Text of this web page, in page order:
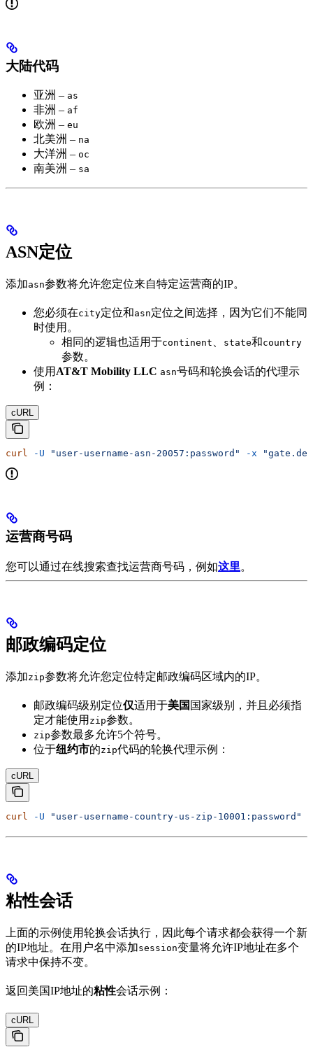
大陆代码
亚洲 – as
非洲 – af
欧洲 – eu
北美洲 – na
大洋洲 – oc
南美洲 – sa
ASN定位
添加asn参数将允许您定位来自特定运营商的IP。
您必须在city定位和asn定位之间选择，因为它们不能同
时使用。
相同的逻辑也适用于continent state和country
参数。
使用 AT&T Mobility LLC asn号码和轮换会话的代理示
例：
cURL
curl -U "user-username-asn-20057:password" -x
运营商号码
您可以通过在线搜索查找运营商号码，例如这里。
邮政编码定位
添加zip参数将允许您定位特定邮政编码区域内的IP。
邮政编码级别定位仅适用于美国 国家级别，并且必须指
定才能使用 zip参数。
zip参数最多允许5个符号。
位于纽约市的zip代码的轮换代理示例：
cURL
curl -U "user-username-country-us-zip-10001:password"
粘性会话
上面的示例使用轮换会话执行，因此每个请求都会获得一个新
的IP地址。在用户名中添加session变量将允许IP地址在多个
请求中保持不变。
返回美国IP地址的粘性会话示例：
cURL